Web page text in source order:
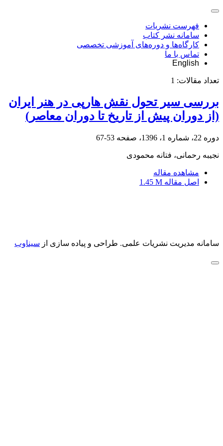
فهرست نشریات
سامانه نشر کتاب
کارگاه‌ها و دوره‌های آموزشی تخصصی
تماس با ما
English
تعداد مقالات: 1
بررسی سیر تحول نقش هارپی در هنر ایران
(از دوران پیش از تاریخ تا دوران معاصر)
دوره 22، شماره 1، 1396، صفحه 53-67
نجیبه رحمانی، فتانه محمودی
مشاهده مقاله
اصل مقاله 1.45 M
سامانه مدیریت نشریات علمی. طراحی و پیاده سازی از سیناوب